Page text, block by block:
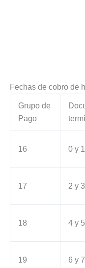
Fechas de cobro de
Grupo de
Pago
16 0 y 1
17 2 y 3
18 4 y 5
19 6 y 7